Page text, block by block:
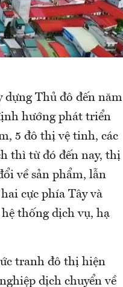
dựng Thủ đô đến năm
hướng phát triển
5 đô thị vệ tinh, các
thì từ đó đến nay, thị
về sản phẩm, lẫn
cực phía Tây và
thống dịch vụ, hạ
tranh đô thị hiện
dịch chuyển về